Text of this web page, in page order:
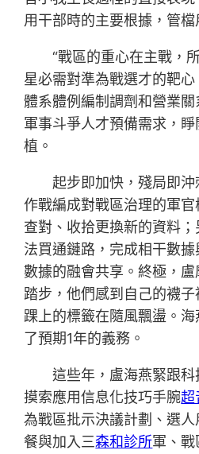
用干部時的主要根據，管檔
“戰區的重心在主戰，
星必需對準為戰選才的靶
體系體例編制調劑和營業
軍事斗爭人才預備需求，
植。
起步即加快，殘局即
作戰編成對戰區治理的軍
查對、收拾更換新的資料
法買通鏈路，完成相干數
數據的融會共享。終極，
踏步，他們感到自己的襪
踝上的標籤在隨風飄盪。
了預期1年的義務。
這些年，盧海燕緊跟科
摸索應用信息化技巧手腕超
為戰區批示決議計劃、選
餐與加入三森和診所軍、